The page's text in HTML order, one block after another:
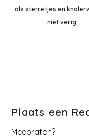
als sterretjes en
niet veilig
Plaats een
Meepraten?